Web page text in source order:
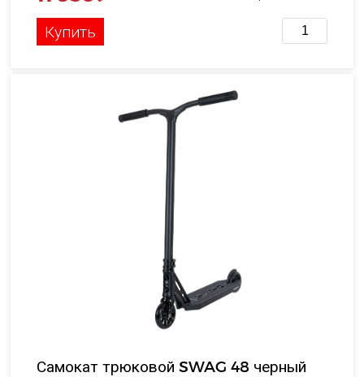
Купить
Самокат трюковой SWAG 48 черный